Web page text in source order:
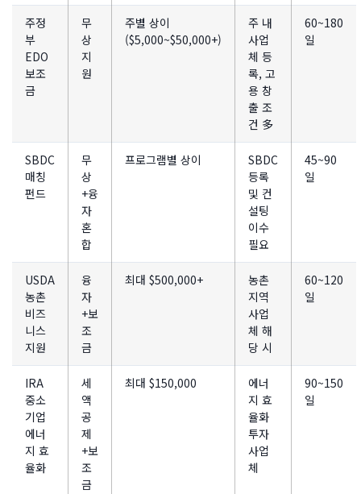
주정
부
EDO
보조
금
무
상
지
원
주별 상이
($5,000~$50,000+)
주 내
사업
체 등
록, 고
용 창
출 조
건 多
60~180
일
SBDC
매칭
펀드
무
상
+융
자
혼
합
프로그램별 상이
SBDC
등록
및 컨
설팅
이수
필요
45~90
일
USDA
농촌
비즈
니스
지원
융
자
+보
조
금
최대 $500,000+
농촌
지역
사업
체 해
당 시
60~120
일
IRA
중소
기업
에너
지 효
율화
세
액
공
제
+보
조
금
최대 $150,000
에너
지 효
율화
투자
사업
체
90~150
일